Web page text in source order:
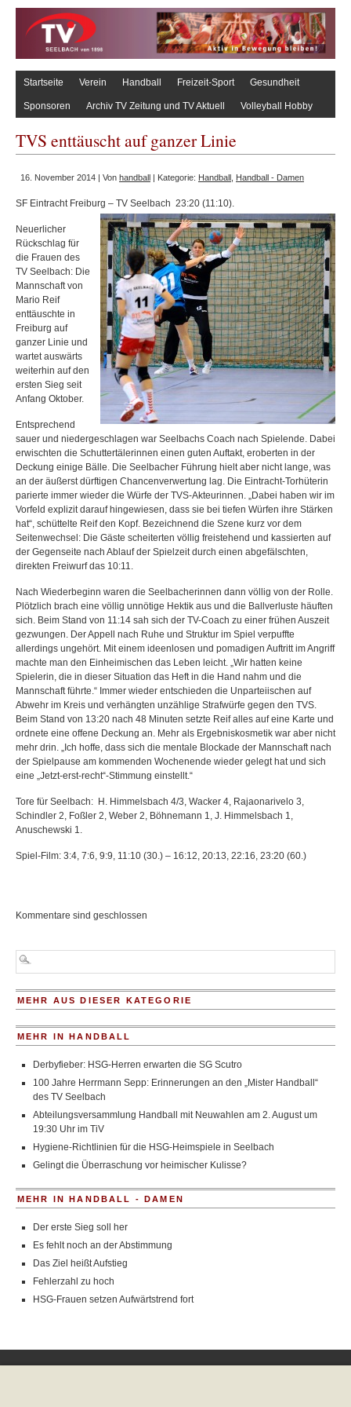
Startseite Verein Handball Freizeit-Sport Gesundheit
Sponsoren Archiv TV Zeitung und TV Aktuell Volleyball Hobby
TVS enttäuscht auf ganzer Linie
16. November 2014 | Von handball | Kategorie: Handball Handball - Damen
SF Eintracht Freiburg – TV Seelbach 23:20 (11:10).
Neuerlicher
Rückschlag für
die Frauen des
TV Seelbach: Die
Mannschaft von
Mario Reif
enttäuschte in
Freiburg auf
ganzer Linie und
wartet auswärts
weiterhin auf den
ersten Sieg seit
Anfang Oktober.
Entsprechend
sauer und niedergeschlagen war Seelbachs Coach nach Spielende. Dabei
erwischten die Schuttertälerinnen einen guten Auftakt, eroberten in der
Deckung einige Bälle. Die Seelbacher Führung hielt aber nicht lange, was
an der äußerst dürftigen Chancenverwertung lag. Die Eintracht-Torhüterin
parierte immer wieder die Würfe der TVS-Akteurinnen. „Dabei haben wir im
Vorfeld explizit darauf hingewiesen, dass sie bei tiefen Würfen ihre Stärken
hat“, schüttelte Reif den Kopf. Bezeichnend die Szene kurz vor dem
Seitenwechsel: Die Gäste scheiterten völlig freistehend und kassierten auf
der Gegenseite nach Ablauf der Spielzeit durch einen abgefälschten,
direkten Freiwurf das 10:11.
Nach Wiederbeginn waren die Seelbacherinnen dann völlig von der Rolle.
Plötzlich brach eine völlig unnötige Hektik aus und die Ballverluste häuften
sich. Beim Stand von 11:14 sah sich der TV-Coach zu einer frühen Auszeit
gezwungen. Der Appell nach Ruhe und Struktur im Spiel verpuffte
allerdings ungehört. Mit einem ideenlosen und pomadigen Auftritt im Angriff
machte man den Einheimischen das Leben leicht. „Wir hatten keine
Spielerin, die in dieser Situation das Heft in die Hand nahm und die
Mannschaft führte.“ Immer wieder entschieden die Unparteiischen auf
Abwehr im Kreis und verhängten unzählige Strafwürfe gegen den TVS.
Beim Stand von 13:20 nach 48 Minuten setzte Reif alles auf eine Karte und
ordnete eine offene Deckung an. Mehr als Ergebniskosmetik war aber nicht
mehr drin. „Ich hoffe, dass sich die mentale Blockade der Mannschaft nach
der Spielpause am kommenden Wochenende wieder gelegt hat und sich
eine „Jetzt-erst-recht“-Stimmung einstellt.“
Tore für Seelbach: H. Himmelsbach 4/3, Wacker 4, Rajaonarivelo 3,
Schindler 2, Foßler 2, Weber 2, Böhnemann 1, J. Himmelsbach 1,
Anuschewski 1.
Spiel-Film: 3:4, 7:6, 9:9, 11:10 (30.) – 16:12, 20:13, 22:16, 23:20 (60.)
Kommentare sind geschlossen
MEHR AUS DIESER KATEGORIE
MEHR IN HANDBALL
Derbyfieber: HSG-Herren erwarten die SG Scutro
100 Jahre Herrmann Sepp: Erinnerungen an den „Mister Handball“
des TV Seelbach
Abteilungsversammlung Handball mit Neuwahlen am 2. August um
19:30 Uhr im TiV
Hygiene-Richtlinien für die HSG-Heimspiele in Seelbach
Gelingt die Überraschung vor heimischer Kulisse?
MEHR IN HANDBALL - DAMEN
Der erste Sieg soll her
Es fehlt noch an der Abstimmung
Das Ziel heißt Aufstieg
Fehlerzahl zu hoch
HSG-Frauen setzen Aufwärtstrend fort